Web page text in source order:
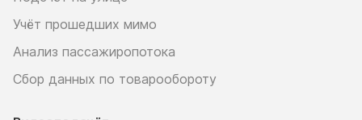
Учёт прошедших мимо
Анализ пассажиропотока
Сбор данных по товарообороту